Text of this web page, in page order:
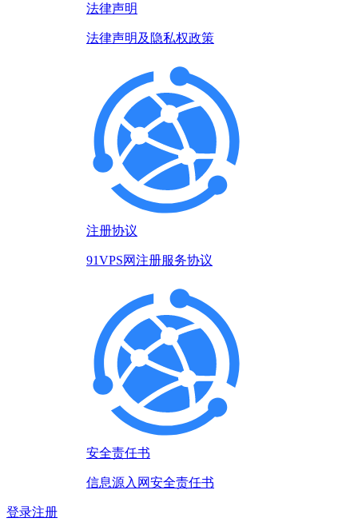
法律声明
法律声明及隐私权政策
注册协议
91VPS网注册服务协议
安全责任书
信息源入网安全责任书
登录注册